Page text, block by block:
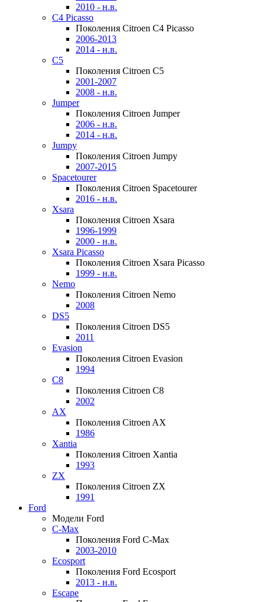
2010 - н.в.
C4 Picasso
Поколения Citroen C4 Picasso
2006-2013
2014 - н.в.
C5
Поколения Citroen C5
2001-2007
2008 - н.в.
Jumper
Поколения Citroen Jumper
2006 - н.в.
2014 - н.в.
Jumpy
Поколения Citroen Jumpy
2007-2015
Spacetourer
Поколения Citroen Spacetourer
2016 - н.в.
Xsara
Поколения Citroen Xsara
1996-1999
2000 - н.в.
Xsara Picasso
Поколения Citroen Xsara Picasso
1999 - н.в.
Nemo
Поколения Citroen Nemo
2008
DS5
Поколения Citroen DS5
2011
Evasion
Поколения Citroen Evasion
1994
C8
Поколения Citroen C8
2002
AX
Поколения Citroen AX
1986
Xantia
Поколения Citroen Xantia
1993
ZX
Поколения Citroen ZX
1991
Ford
Модели Ford
C-Max
Поколения Ford C-Max
2003-2010
Ecosport
Поколения Ford Ecosport
2013 - н.в.
Escape